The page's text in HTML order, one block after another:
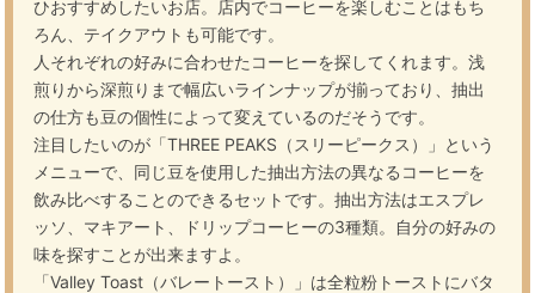
ひおすすめしたいお店。店内でコーヒーを楽しむことはもち
ろん、テイクアウトも可能です。
人それぞれの好みに合わせたコーヒーを探してくれます。浅
煎りから深煎りまで幅広いラインナップが揃っており、抽出
の仕方も豆の個性によって変えているのだそうです。
注目したいのが「THREE PEAKS（スリーピークス）」という
メニューで、同じ豆を使用した抽出方法の異なるコーヒーを
飲み比べすることのできるセットです。抽出方法はエスプレ
ッソ、マキアート、ドリップコーヒーの3種類。自分の好みの
味を探すことが出来ますよ。
「Valley Toast（バレートースト）」は全粒粉トーストにバタ